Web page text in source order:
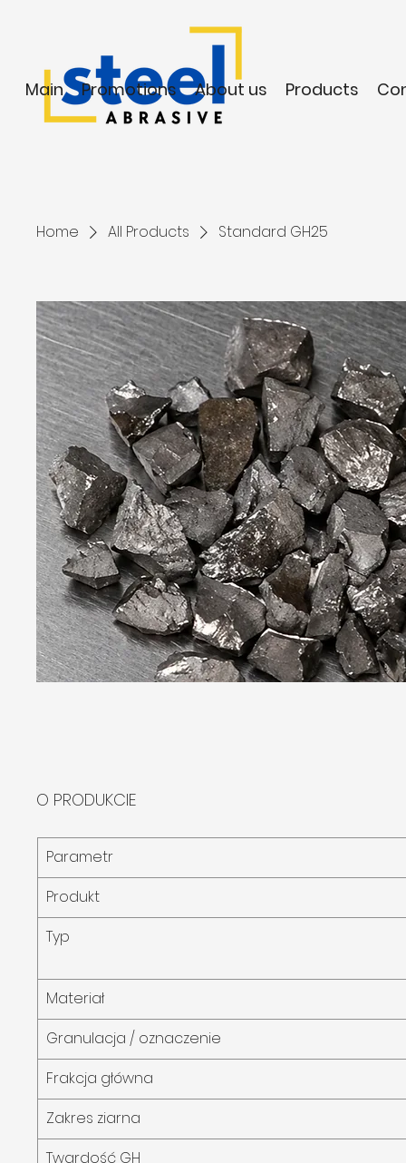
Main Promotions About us Products
Home All Products Standard GH25
O PRODUKCIE
Parametr
Produkt
Typ
Materiał
Granulacja / oznaczenie
Frakcja główna
Zakres ziarna
Twardość GH